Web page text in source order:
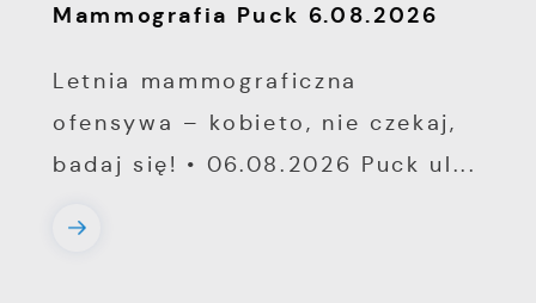
Mammografia Puck 6.08.2026
Letnia mammograficzna
ofensywa – kobieto, nie czekaj,
badaj się! • 06.08.2026 Puck ul...